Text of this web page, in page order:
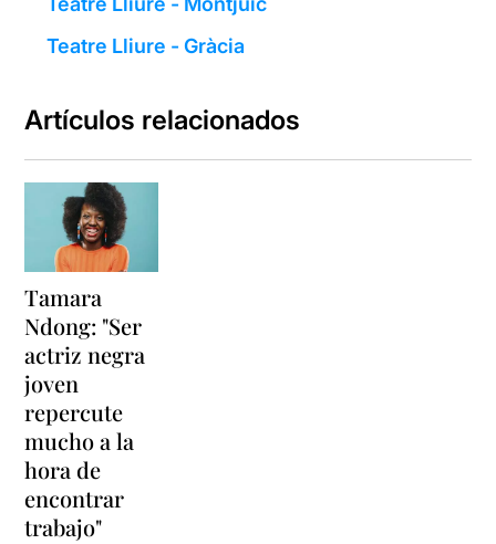
Teatre Lliure - Gràcia
Artículos relacionados
Tamara
Ndong: "Ser
actriz negra
joven
repercute
mucho a la
hora de
encontrar
trabajo"